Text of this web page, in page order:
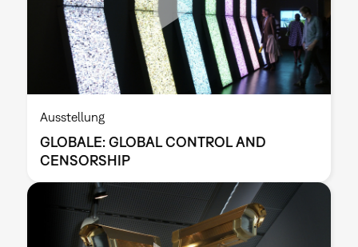
Ausstellung
GLOBALE: GLOBAL CONTROL AND
CENSORSHIP